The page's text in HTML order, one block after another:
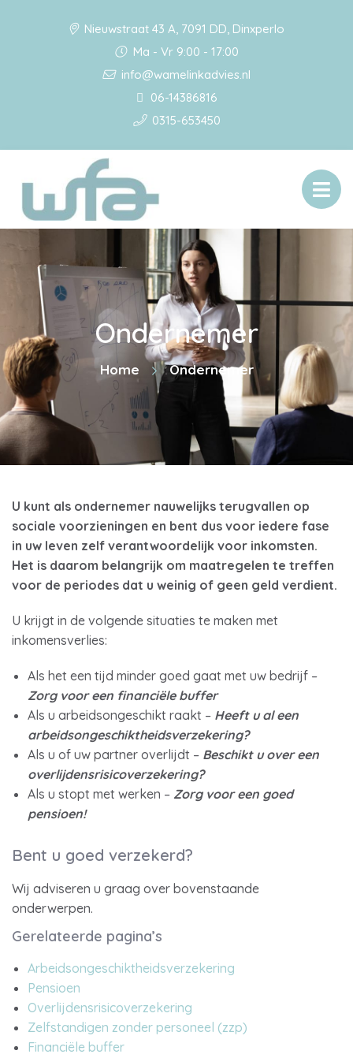
Nieuwstraat 43 A, 7091 DD, Dinxperlo
Ma - Vr 9:00 - 17:00
info@wamelinkadvies.nl
06-14386816
0315-653450
Ondernemer
Home Ondernemer
U kunt als ondernemer nauwelijks terugvallen op
sociale voorzieningen en bent dus voor iedere fase
in uw leven zelf verantwoordelijk voor inkomsten.
Het is daarom belangrijk om maatregelen te treffen
voor de periodes dat u weinig of geen geld verdient.
U krijgt in de volgende situaties te maken met
inkomensverlies:
Als het een tijd minder goed gaat met uw bedrijf –
Zorg voor een financiële buffer
Als u arbeidsongeschikt raakt – Heeft u al een
arbeidsongeschiktheidsverzekering?
Als u of uw partner overlijdt – Beschikt u over een
overlijdensrisicoverzekering?
Als u stopt met werken – Zorg voor een goed
pensioen!
Bent u goed verzekerd?
Wij adviseren u graag over bovenstaande
onderwerpen.
Gerelateerde pagina’s
Arbeidsongeschiktheidsverzekering
Pensioen
Overlijdensrisicoverzekering
Zelfstandigen zonder personeel (zzp)
Financiële buffer